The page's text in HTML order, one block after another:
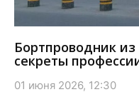
Бортпроводник
секреты
01 июня 2026, 12:30